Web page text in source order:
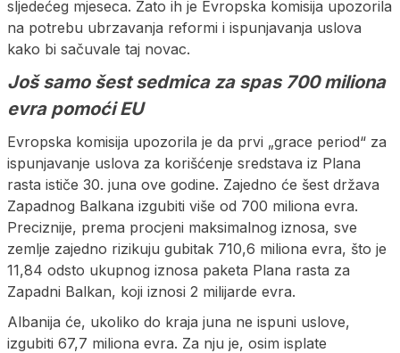
sljedećeg mjeseca. Zato ih je Evropska komisija upozorila
na potrebu ubrzavanja reformi i ispunjavanja uslova
kako bi sačuvale taj novac.
Još samo šest sedmica za spas 700 miliona
evra pomoći EU
Evropska komisija upozorila je da prvi „grace period“ za
ispunjavanje uslova za korišćenje sredstava iz Plana
rasta ističe 30. juna ove godine. Zajedno će šest država
Zapadnog Balkana izgubiti više od 700 miliona evra.
Preciznije, prema procjeni maksimalnog iznosa, sve
zemlje zajedno rizikuju gubitak 710,6 miliona evra, što je
11,84 odsto ukupnog iznosa paketa Plana rasta za
Zapadni Balkan, koji iznosi 2 milijarde evra.
Albanija će, ukoliko do kraja juna ne ispuni uslove,
izgubiti 67,7 miliona evra. Za nju je, osim isplate